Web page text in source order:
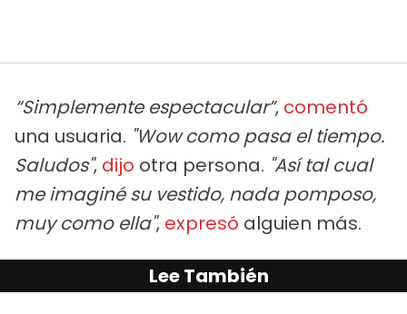
“Simplemente espectacular”, comentó
una usuaria. "Wow como pasa el tiempo.
Saludos", dijo otra persona. "Así tal cual
me imaginé su vestido, nada pomposo,
muy como ella", expresó alguien más.
Lee También